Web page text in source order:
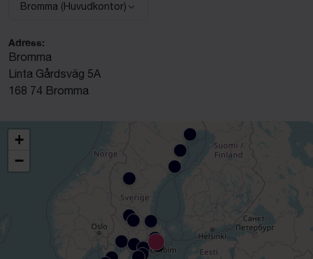
Välj anläggning:
Bromma (Huvudkontor)
Adress:
Bromma
Linta Gårdsväg 5A
168 74 Bromma
+
−